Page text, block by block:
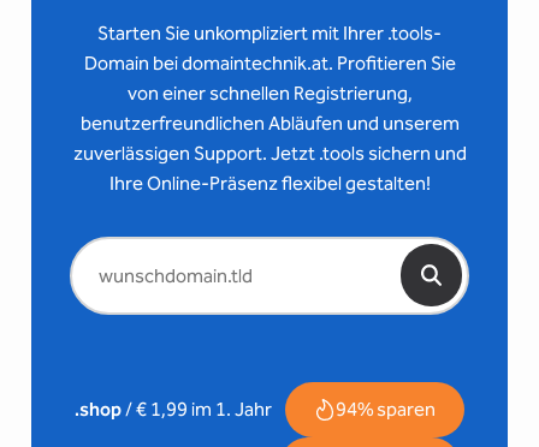
Starten Sie unkompliziert mit Ihrer .tools-
Domain bei domaintechnik.at. Profitieren Sie
von einer schnellen Registrierung,
benutzerfreundlichen Abläufen und unserem
zuverlässigen Support. Jetzt .tools sichern und
Ihre Online-Präsenz flexibel gestalten!
.shop/ € 1,99 im 1. Jahr 94% sparen